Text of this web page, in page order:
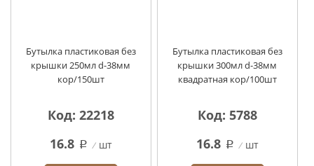
Бутылка пластиковая без
крышки 250мл d-38мм
кор/150шт
Код: 22218
16.8 q шт
Бутылка пластиковая без
крышки 300мл d-38мм
квадратная кор/100шт
Код: 5788
16.8 q шт